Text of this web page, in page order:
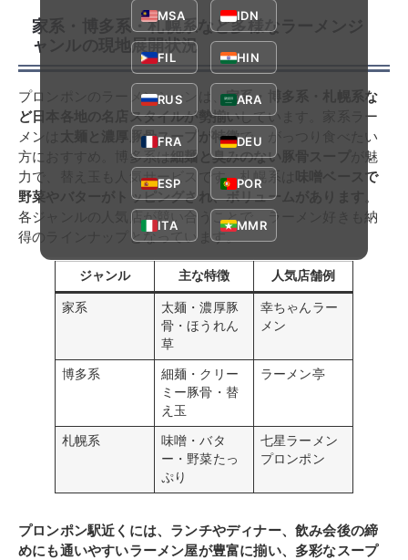
家系・博多系・札幌系など多様なラーメンジ
ャンルの現地展開状況
プロンポンのラーメンシーンは、家系・博多系・札幌系な
ど日本各地の名店スタイルが勢揃いしています。家系ラー
メンは
太麺と濃厚豚骨スープが特徴で、がっつり食べたい
方におすすめ。博多系は細麺と臭みのない豚骨スープ
が魅
力で、替え玉も人気サービスです。札幌系は
味噌ベースで
野菜やバターがトッピングされ、ボリュームがあります
。
各ジャンルの人気店が競い合うことで、ラーメン好きも納
得のラインナップとなっています。
ジャンル 主な特徴 人気店舗例
家系
太麺・濃厚豚
骨・ほうれん
草
幸ちゃんラー
メン
博多系
細麺・クリー
ミー豚骨・替
え玉
ラーメン亭
札幌系
味噌・バタ
ー・野菜たっ
ぷり
七星ラーメン
プロンポン
プロンポン駅近くには、ランチやディナー、飲み会後の締
めにも通いやすいラーメン屋が豊富に揃い、多彩なスープ
MSA IDN
FIL HIN
RUS ARA
FRA DEU
ESP POR
ITA MMR